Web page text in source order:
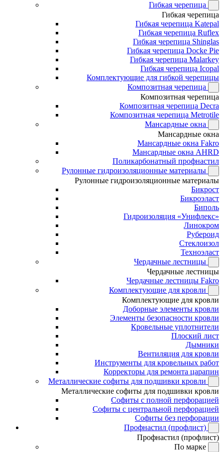
Гибкая черепица
Гибкая черепица
Гибкая черепица Katepal
Гибкая черепица Ruflex
Гибкая черепица Shinglas
Гибкая черепица Docke Pie
Гибкая черепица Malarkey
Гибкая черепица Icopal
Комплектующие для гибкой черепицы
Композитная черепица
Композитная черепица
Композитная черепица Decra
Композитная черепица Metrotile
Мансардные окна
Мансардные окна
Мансардные окна Fakro
Мансардные окна AHRD
Поликарбонатный профнастил
Рулонные гидроизоляционные материалы
Рулонные гидроизоляционные материалы
Бикрост
Бикроэласт
Биполь
Гидроизоляция «Унифлекс»
Линокром
Рубероид
Стеклоизол
Техноэласт
Чердачные лестницы
Чердачные лестницы
Чердачные лестницы Fakro
Комплектующие для кровли
Комплектующие для кровли
Доборные элементы кровли
Элементы безопасности кровли
Кровельные уплотнители
Плоский лист
Дымники
Вентиляция для кровли
Инструменты для кровельных работ
Корректоры для ремонта царапин
Металлические софиты для подшивки кровли
Металлические софиты для подшивки кровли
Софиты с полной перфорацией
Софиты с центральной перфорацией
Софиты без перфорации
Профнастил (профлист)
Профнастил (профлист)
По марке